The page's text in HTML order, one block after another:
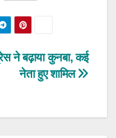
ने बढ़ाया कुनबा, कई
नेता हुए शामिल